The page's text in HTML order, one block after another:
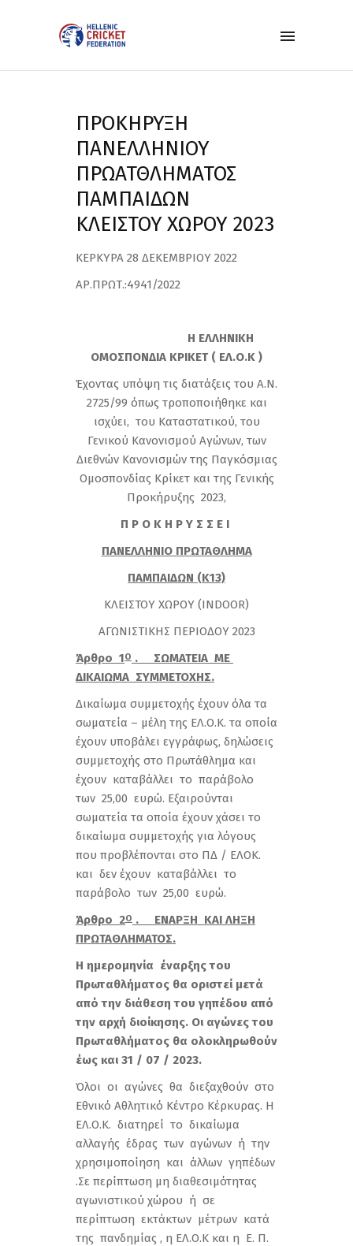
ΠΡΟΚΗΡΥΞΗ
ΠΑΝΕΛΛΗΝΙΟΥ
ΠΡΩΑΤΘΛΗΜΑΤΟΣ
ΠΑΜΠΑΙΔΩΝ
ΚΛΕΙΣΤΟΥ ΧΩΡΟΥ 2023
ΚΕΡΚΥΡΑ 28 ΔΕΚΕΜΒΡΙΟΥ 2022
ΑΡ.ΠΡΩΤ.:4941/2022
Η ΕΛΛΗΝΙΚΗ
ΟΜΟΣΠΟΝΔΙΑ ΚΡΙΚΕΤ ( ΕΛ.Ο.Κ )
Έχοντας υπόψη τις διατάξεις του Α.Ν.
2725/99 όπως τροποποιήθηκε και
ισχύει, του Καταστατικού, του
Γενικού Κανονισμού Αγώνων, των
Διεθνών Κανονισμών της Παγκόσμιας
Ομοσπονδίας Κρίκετ και της Γενικής
Προκήρυξης 2023,
Π Ρ Ο Κ Η Ρ Υ Σ Σ Ε Ι
ΠΑΝΕΛΛΗΝΙΟ ΠΡΩΤΑΘΛΗΜΑ
ΠΑΜΠΑΙΔΩΝ (Κ13)
ΚΛΕΙΣΤΟΥ ΧΩΡΟΥ (INDOOR)
ΑΓΩΝΙΣΤΙΚΗΣ ΠΕΡΙΟΔΟΥ 2023
Άρθρο 1Ο . ΣΩΜΑΤΕΙΑ ΜΕ
ΔΙΚΑΙΩΜΑ ΣΥΜΜΕΤΟΧΗΣ.
Δικαίωμα συμμετοχής έχουν όλα τα
σωματεία – μέλη της ΕΛ.Ο.Κ. τα οποία
έχουν υποβάλει εγγράφως, δηλώσεις
συμμετοχής στο Πρωτάθλημα και
έχουν καταβάλλει το παράβολο
των 25,00 ευρώ. Εξαιρούνται
σωματεία τα οποία έχουν χάσει το
δικαίωμα συμμετοχής για λόγους
που προβλέπονται στο ΠΔ / ΕΛΟΚ.
και δεν έχουν καταβάλλει το
παράβολο των 25,00 ευρώ.
Άρθρο 2Ο . ΕΝΑΡΞΗ ΚΑΙ ΛΗΞΗ
ΠΡΩΤΑΘΛΗΜΑΤΟΣ.
Η ημερομηνία έναρξης του
Πρωταθλήματος θα οριστεί μετά
από την διάθεση του γηπέδου από
την αρχή διοίκησης. Οι αγώνες του
Πρωταθλήματος θα ολοκληρωθούν
έως και 31 / 07 / 2023.
Όλοι οι αγώνες θα διεξαχθούν στο
Εθνικό Αθλητικό Κέντρο Κέρκυρας. Η
ΕΛ.Ο.Κ. διατηρεί το δικαίωμα
αλλαγής έδρας των αγώνων ή την
χρησιμοποίηση και άλλων γηπέδων
.Σε περίπτωση μη διαθεσιμότητας
αγωνιστικού χώρου ή σε
περίπτωση εκτάκτων μέτρων κατά
της πανδημίας , η ΕΛ.Ο.Κ και η Ε. Π.